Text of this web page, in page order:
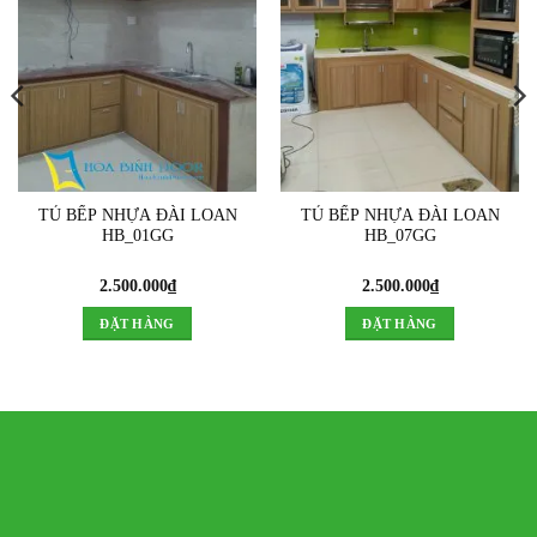
TỦ BẾP NHỰA ĐÀI LOAN
HB_01GG
2.500.000₫
ĐẶT HÀNG
TỦ BẾP NHỰA ĐÀI LOAN
HB_07GG
2.500.000₫
ĐẶT HÀNG